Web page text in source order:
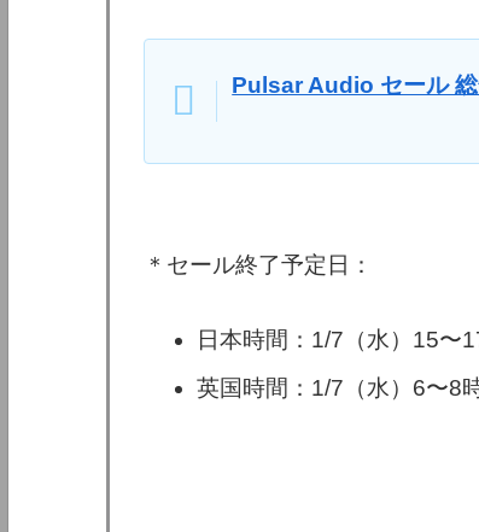
Pulsar Audio セール
＊セール終了予定日：
日本時間：1/7（水）15〜
英国時間：1/7（水）6〜8